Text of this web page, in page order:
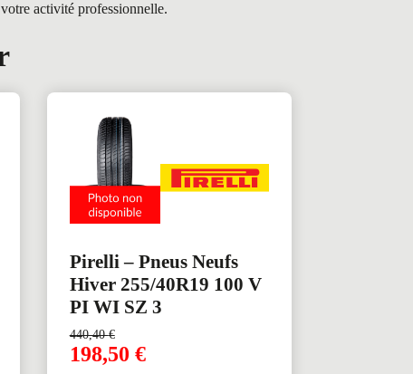
activité professionnelle.
Pirelli – Pneus Neufs
Hiver 255/40R19 100 V
PI WI SZ 3
440,40€
198,50 €